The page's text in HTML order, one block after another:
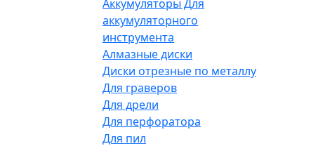
Аккумуляторы Для
аккумуляторного
инструмента
Алмазные диски
Диски отрезные по металлу
Для граверов
Для дрели
Для перфоратора
Для пил